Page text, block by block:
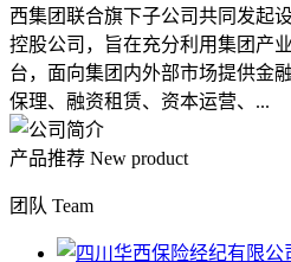
西集团联合旗下子公司共同发起
控股公司，旨在充分利用集团产
台，面向集团内外部市场提供金
保理、融资租赁、资本运营、...
产品推荐 New product
团队 Team